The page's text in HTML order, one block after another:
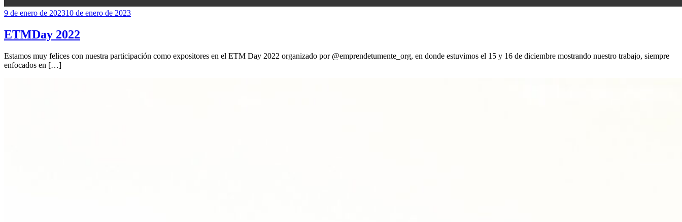
9 de enero de 202310 de enero de 2023
ETMDay 2022
Estamos muy felices con nuestra participación como expositores en el ETM Day 2022 organizado por @emprendetumente_org, en donde estuvimos el 15 y 16 de diciembre mostrando nuestro trabajo, siempre
enfocados en […]